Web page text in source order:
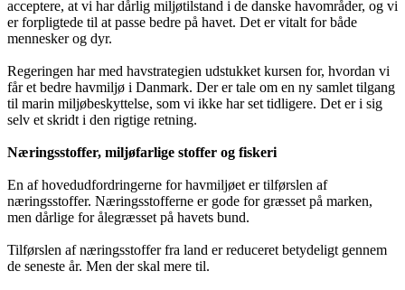
acceptere, at vi har dårlig miljøtilstand i de danske havområder, og vi
er forpligtede til at passe bedre på havet. Det er vitalt for både
mennesker og dyr.
Regeringen har med havstrategien udstukket kursen for, hvordan vi
får et bedre havmiljø i Danmark. Der er tale om en ny samlet tilgang
til marin miljøbeskyttelse, som vi ikke har set tidligere. Det er i sig
selv et skridt i den rigtige retning.
Næringsstoffer, miljøfarlige stoffer og fiskeri
En af hovedudfordringerne for havmiljøet er tilførslen af
næringsstoffer. Næringsstofferne er gode for græsset på marken,
men dårlige for ålegræsset på havets bund.
Tilførslen af næringsstoffer fra land er reduceret betydeligt gennem
de seneste år. Men der skal mere til.